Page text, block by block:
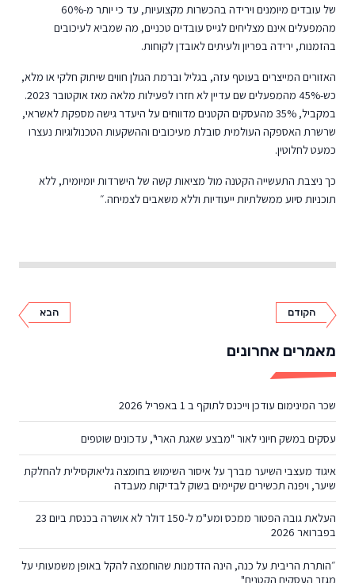
מאמרים אחרונים
שכר המינימום עודכן וייכנס לתוקף ב 1 באפריל 2026
עסקים במשק חיוני לאור "מבצע שאגת הארי", עדכונים שוטפים
איגוד מעצבי השיער מברך על איסור השימוש בחומצה גליאוקסילית להחלקת
שיער, ויפנה תכשירים שקיימים בשוק לבדיקות מעבדה
העלאת גובה הפטור ממכס ומע"מ ל-150 דולר לא אושרה בכנסת ביום 23
בפברואר 2026
״הותרת הריבית על כנה, הינה הזדמנות שהוחמצה להקל באופן משמעותי על
מגזר העסקים הקטנים"
של עובדים מיומנים וירידה בהכשרות מקצועיות, עד כי יותר מ-60%
מהמפעלים אינם מצליחים לגייס עובדים טכניים, מה שמביא לעיכובים
בהזמנות, ירידה בפריון ולעיתים לאובדן לקוחות.
האזורים המייצרים בעוטף עזה, בגליל וברמת הגולן חווים שיתוק חלקי או מלא,
כש-45% מהמפעלים שם עדיין לא חזרו לפעילות מלאה מאז אוקטובר 2023.
במקביל, 35% מהעסקים הקטנים מדווחים על היעדר גישה מספקת לאשראי,
שרשרת האספקה העולמית סובלת מעיכובים וההשקעות הטכנולוגיות נעצרו
כמעט לחלוטין.
כך ניצבת התעשייה הקטנה מול מציאות קשה של הישרדות יומיומית, ללא
תוכניות סיוע ממשלתיות ייעודיות וללא משאבים לצמיחה.״
הקודם הבא